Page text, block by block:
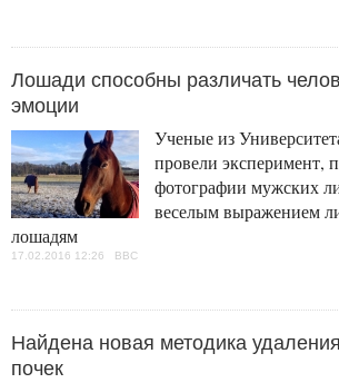
Лошади способны различать
эмоции
Ученые из
провели эксперимент,
фотографии мужских
веселым выражением
лошадям
17.02.2016 12:26 BBC
Найдена новая методика
почек